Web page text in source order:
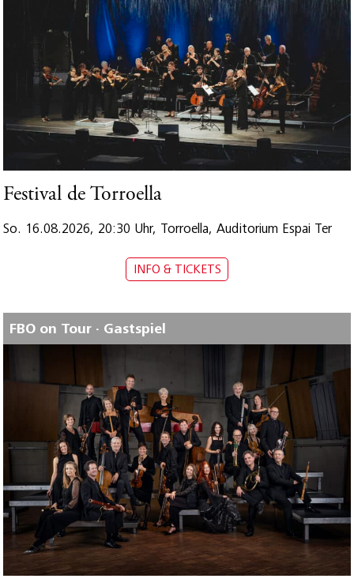
Festival de Torroella
So. 16.08.2026, 20:30 Uhr, Torroella, Auditorium Espai Ter
INFO & TICKETS
FBO on Tour · Gastspiel